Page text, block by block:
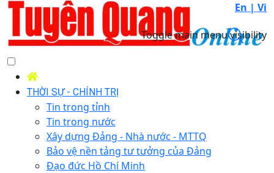
En | Vi
Toggle main menu visibility
THỜI SỰ - CHÍNH TRỊ
Tin trong tỉnh
Tin trong nước
Xây dựng Đảng - Nhà nước - MTTQ
Bảo vệ nền tảng tư tưởng của Đảng
Đạo đức Hồ Chí Minh